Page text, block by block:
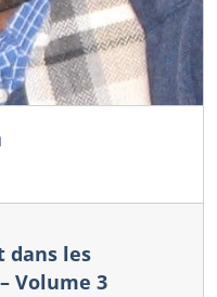
dans les
Volume 3